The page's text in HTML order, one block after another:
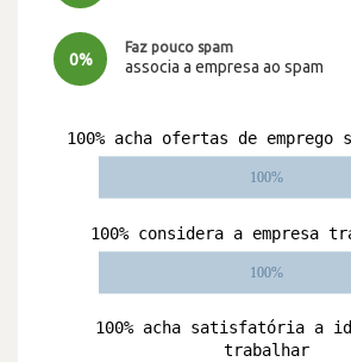
0%
Faz pouco spam
associa a empresa ao spam